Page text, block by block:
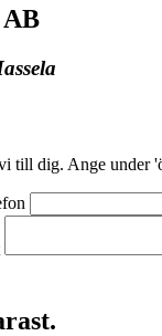
till dig. Ange under